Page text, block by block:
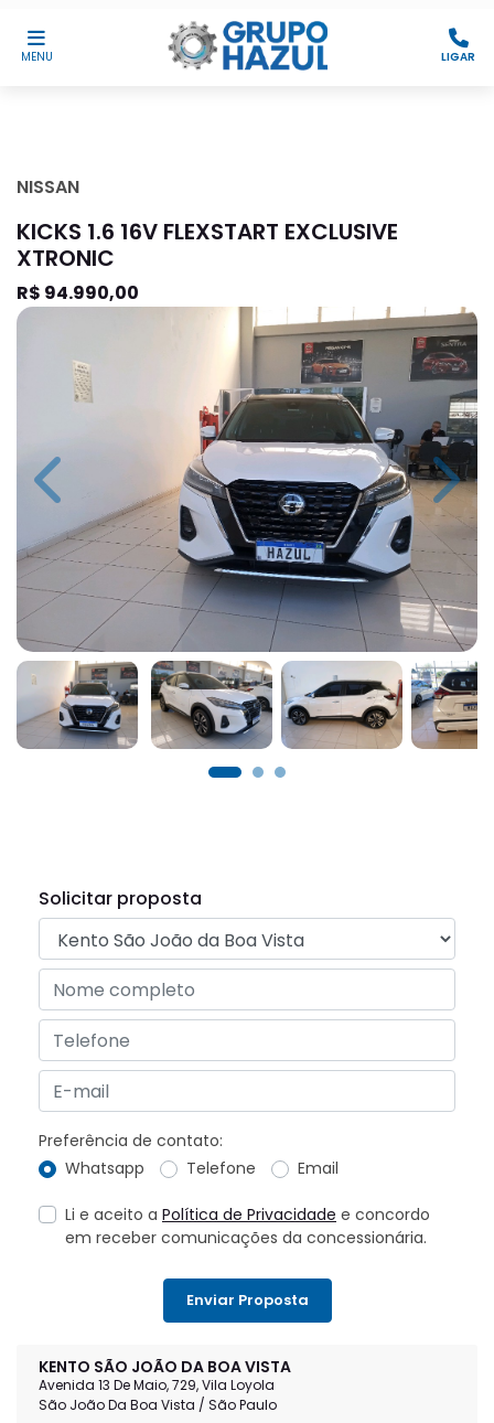
MENU LIGAR
NISSAN
KICKS 1.6 16V FLEXSTART EXCLUSIVE
XTRONIC
R$ 94.990,00
Previous Next
KENTO SÃO JOÃO DA BOA VISTA
Avenida 13 De Maio, 729, Vila Loyola
São João Da Boa Vista / São Paulo
Solicitar proposta
Preferência de contato:
Whatsapp
Telefone Email
Li e aceito a Política de Privacidade e concordo
em receber comunicações da concessionária.
Enviar Proposta